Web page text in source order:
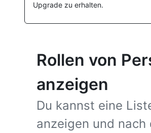
Upgrade zu erhalten.
Rollen von
anzeigen
Du kannst eine
anzeigen und